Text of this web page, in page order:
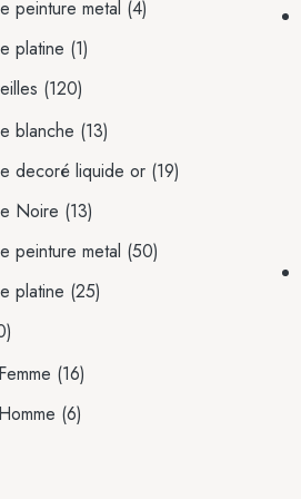
peinture metal (4)
platine (1)
(120)
blanche (13)
decoré liquide or (19)
Noire (13)
peinture metal (50)
platine (25)
(16)
(6)